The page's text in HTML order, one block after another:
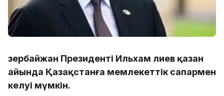
Әзербайжан Президенті Ильхам Әлиев қазан
айында Қазақстанға мемлекеттік сапармен
келуі мүмкін.